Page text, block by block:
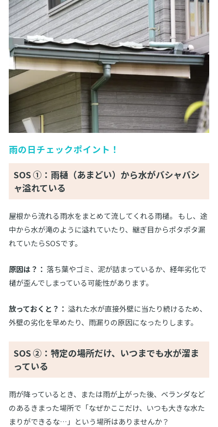
雨の日チェックポイント！
SOS ①：雨樋（あまどい）から水がバシャバシ
ャ溢れている
屋根から流れる雨水をまとめて流してくれる雨樋。 もし、途
中から水が滝のように溢れていたり、継ぎ目からポタポタ漏
れていたらSOSです。
原因は？： 落ち葉やゴミ、泥が詰まっているか、経年劣化で
樋が歪んでしまっている可能性があります。
放っておくと？： 溢れた水が直接外壁に当たり続けるため、
外壁の劣化を早めたり、雨漏りの原因になったりします。
SOS ②：特定の場所だけ、いつまでも水が溜ま
っている
雨が降っているとき、または雨が上がった後、ベランダなど
のあるきまった場所で「なぜかここだけ、いつも大きな水た
まりができるな…」という場所はありませんか？